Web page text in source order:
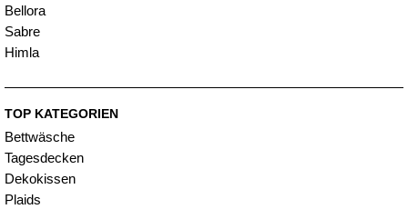
Bellora
Sabre
Himla
TOP KATEGORIEN
Bettwäsche
Tagesdecken
Dekokissen
Plaids